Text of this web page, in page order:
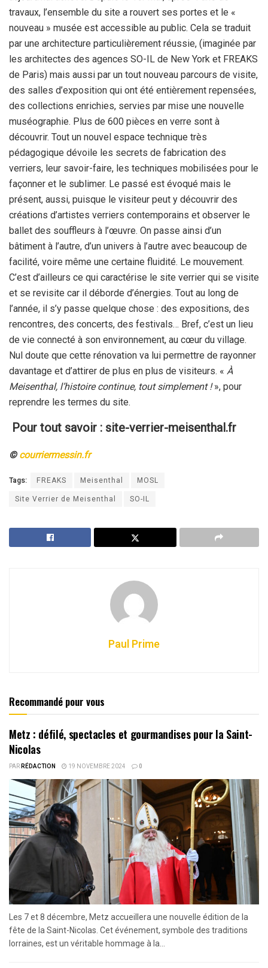
travaux, l’ensemble du site a rouvert ses portes et le «
nouveau » musée est accessible au public. Cela se traduit
par une architecture particulièrement réussie, (imaginée par
les architectes des agences SO-IL de New York et FREAKS
de Paris) mais aussi par un tout nouveau parcours de visite,
des salles d’exposition qui ont été entièrement repensées,
des collections enrichies, servies par mise une nouvelle
muséographie. Plus de 600 pièces en verre sont à
découvrir. Tout un nouvel espace technique très
pédagogique dévoile les secrets de fabrication des
verriers, leur savoir-faire, les techniques mobilisées pour le
façonner et le sublimer. Le passé est évoqué mais le
présent, aussi, puisque le visiteur peut y découvrir des
créations d’artistes verriers contemporains et observer le
ballet des souffleurs à l’œuvre. On passe ainsi d’un
bâtiment à l’autre, d’un univers à l’autre avec beaucoup de
facilité, voire même une certaine fluidité. Le mouvement.
C’est d’ailleurs ce qui caractérise le site verrier qui se visite
et se revisite car il déborde d’énergies. Tout au long de
l’année, il s’y passe quelque chose : des expositions, des
rencontres, des concerts, des festivals… Bref, c’est un lieu
de vie connecté à son environnement, au cœur du village.
Nul doute que cette rénovation va lui permettre de rayonner
davantage et d’attirer de plus en plus de visiteurs. « À
Meisenthal, l’histoire continue, tout simplement !», pour
reprendre les termes du site.
Pour tout savoir : site-verrier-meisenthal.fr
© courriermessin.fr
Tags: FREAKS Meisenthal
MOSL
Site Verrier de Meisenthal
SO-IL
Paul Prime
Recommandé pour vous
Metz : défilé, spectacles et gourmandises pour la Saint-
Nicolas
PARRÉDACTION 19 NOVEMBRE 2024 0
Les 7 et 8 décembre, Metz accueillera une nouvelle édition de la
fête de la Saint-Nicolas. Cet événement, symbole des traditions
lorraines, est un véritable hommage à la...